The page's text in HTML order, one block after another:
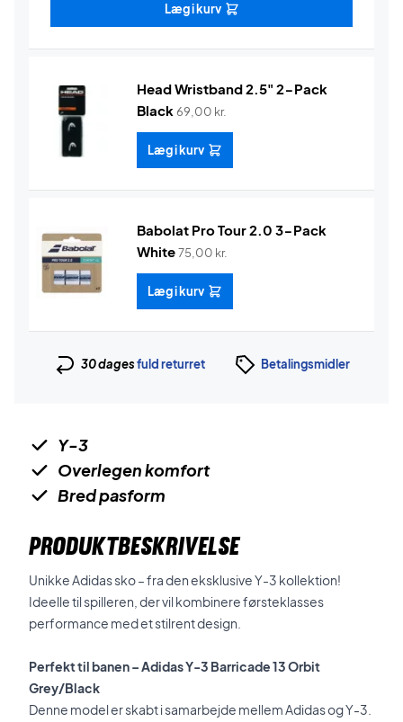
Læg i kurv
Head Wristband 2.5" 2-Pack
Black69,00 kr.
Læg i kurv
Babolat Pro Tour 2.0 3-Pack
White75,00 kr.
Læg i kurv
30 dagesfuld returret Betalingsmidler
Y-3
Overlegen komfort
Bred pasform
PRODUKTBESKRIVELSE
Unikke Adidas sko – fra den eksklusive Y-3 kollektion!
Ideelle til spilleren, der vil kombinere førsteklasses
performance med et stilrent design.
Perfekt til banen – Adidas Y-3 Barricade 13 Orbit
Grey/Black
Denne model er skabt i samarbejde mellem Adidas og Y-3.